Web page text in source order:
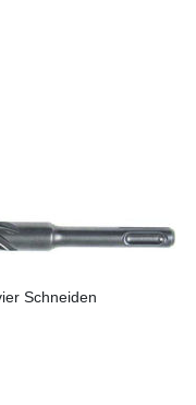
Schneiden